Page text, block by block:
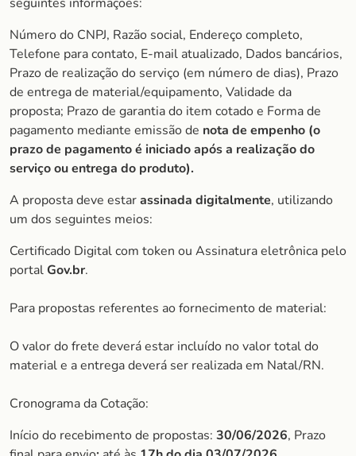
Número do CNPJ, Razão social, Endereço completo,
Telefone para contato, E-mail atualizado, Dados bancários,
Prazo de realização do serviço (em número de dias), Prazo
de entrega de material/equipamento, Validade da
proposta; Prazo de garantia do item cotado e Forma de
pagamento mediante emissão de nota de empenho (o
prazo de pagamento é iniciado após a realização do
serviço ou entrega do produto).
A proposta deve estarassinada digitalmente, utilizando
um dos seguintes meios:
Certificado Digital com token ou Assinatura eletrônica pelo
portalGov.br.
Para propostas referentes ao fornecimento de material:
O valor do frete deverá estar incluído no valor total do
material e a entrega deverá ser realizada em Natal/RN.
Cronograma da Cotação:
Início do recebimento de propostas: 30/06/2026, Prazo